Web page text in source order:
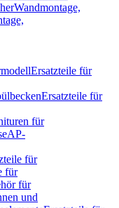
Wandmontage,
Ersatzteile für
Ersatzteile für
für
AP-
für
für
für
und